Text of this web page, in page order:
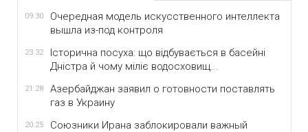
09:30
Очередная модель искусственного интеллекта
вышла из-под контроля
23:32
Історична посуха: що відбувається в басейні
Дністра й чому міліє водосховищ...
21:28
Азербайджан заявил о готовности поставлять
газ в Украину
20:25
Союзники Ирана заблокировали важный